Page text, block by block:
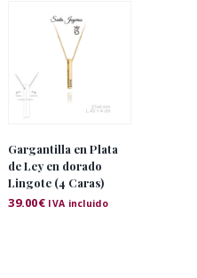
Gargantilla en Plata
de Ley en dorado
Lingote (4 Caras)
39.00€ IVA incluido